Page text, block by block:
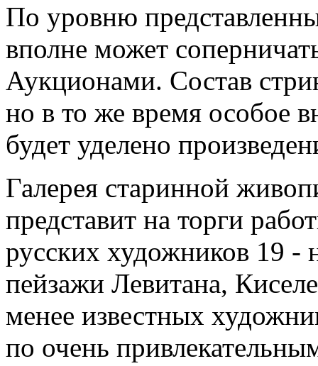
По уровню
вполне может
Аукционами. Состав
но в то же время особое
будет уделено
Галерея старинной
представит на торги
русских художников 19 -
пейзажи Левитана,
менее известных
по очень